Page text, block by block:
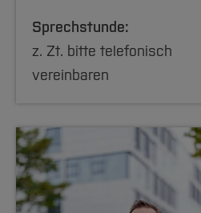
Sprechstunde:
z. Zt. bitte telefonisch
vereinbaren